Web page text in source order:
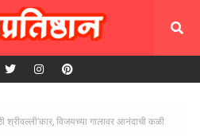
श्रीवल्ली’कार, विजयच्या गालावर आनंदाची कळी